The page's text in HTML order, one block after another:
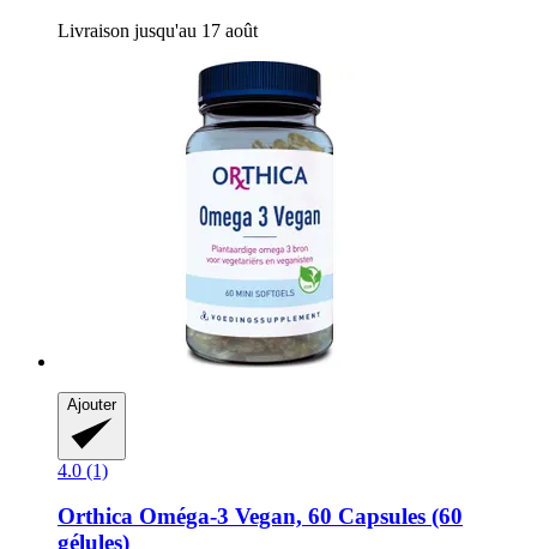
Livraison jusqu'au 17 août
Ajouter
4.0 (1)
Orthica Oméga-​3 Vegan, 60 Capsules (60
gélules)